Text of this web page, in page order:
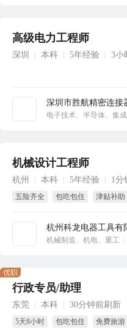
高级电力工程师
深圳 本科 5年经验 3小
深圳市胜航精密连接
立即沟通
机械设计工程师
杭州 本科 5年经验 1分
五险齐全 包吃包住 津贴补助
杭州科龙电器工具有
机械制造、机电、重工
立即沟通
行政专员/助理
东莞 本科 30分钟前刷新
5天8小时 包吃包住 免费旅游
优职